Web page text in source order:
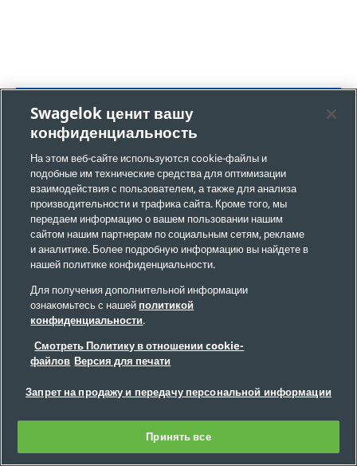
Ресурсный центр
Блог: Базовые сведения о клапанах:
основные функции и типы
Проектирование жидкостных и газовых систем —
множества факторов. Не всегда очевидно, какой
клапан подходит для вашей системы.
Потребуется ли вам запускать или останавливать
поток? А контролировать направление или
Swagelok ценит вашу
конфиденциальность
На этом веб-сайте используются cookie-файлы и
подобные им технические средства для оптимизации
взаимодействия с пользователем, а также для анализа
производительности и трафика сайта. Кроме того, мы
передаем информацию о вашем пользовании нашим
сайтом нашим партнерам по социальным сетям, рекламе
и аналитике. Более подробную информацию вы найдете в
нашей политике конфиденциальности.
Для получения дополнительной информации
ознакомьтесь с нашей политикой
конфиденциальности.
Смотреть Политику в отношении cookie-
файлов Версия для печати
Запрет на продажу и передачу персональной информации
Принять все